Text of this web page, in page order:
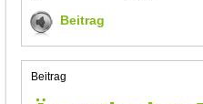
Beitrag
Beitrag